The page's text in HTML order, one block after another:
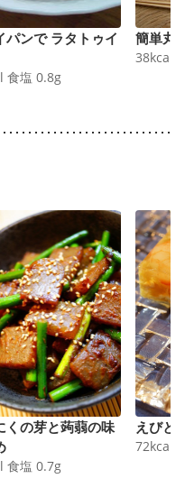
パンで ラタトゥイ
食塩 0.8g
簡単丸
38kcal
くの芽と蒟蒻の味
食塩 0.7g
えびと
72kcal